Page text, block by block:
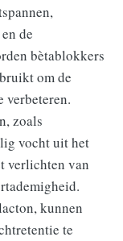
de
bètablokkers
om de
verbeteren.
zoals
vocht uit het
verlichten van
kunnen
te